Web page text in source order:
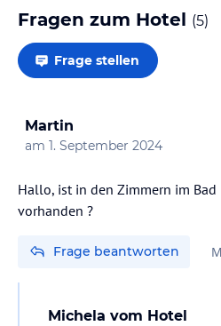
Fragen zum Hotel (5)
Frage stellen
Martin
am 1. September 2024
Hallo, ist in den Zimmern im
vorhanden ?
Frage beantworten
Michela vom Hotel